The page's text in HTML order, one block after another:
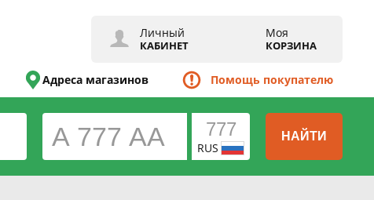
Личный
КАБИНЕТ
Моя
КОРЗИНА
Адреса магазинов Помощь покупателю
RUS
НАЙТИ